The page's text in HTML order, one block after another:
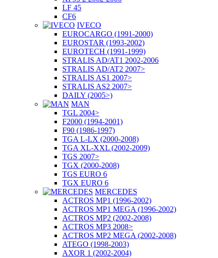
LF 45
CF6
IVECO
EUROCARGO (1991-2000)
EUROSTAR (1993-2002)
EUROTECH (1991-1999)
STRALIS AD/AT1 2002-2006
STRALIS AD/AT2 2007>
STRALIS AS1 2007>
STRALIS AS2 2007>
DAILY (2005>)
MAN
TGL 2004>
F2000 (1994-2001)
F90 (1986-1997)
TGA L-LX (2000-2008)
TGA XL-XXL (2002-2009)
TGS 2007>
TGX (2000-2008)
TGS EURO 6
TGX EURO 6
MERCEDES
ACTROS MP1 (1996-2002)
ACTROS MP1 MEGA (1996-2002)
ACTROS MP2 (2002-2008)
ACTROS MP3 2008>
ACTROS MP2 MEGA (2002-2008)
ATEGO (1998-2003)
AXOR 1 (2002-2004)